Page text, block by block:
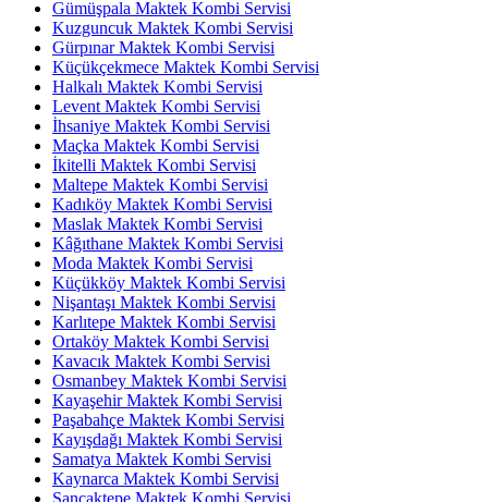
Gümüşpala Maktek Kombi Servisi
Kuzguncuk Maktek Kombi Servisi
Gürpınar Maktek Kombi Servisi
Küçükçekmece Maktek Kombi Servisi
Halkalı Maktek Kombi Servisi
Levent Maktek Kombi Servisi
İhsaniye Maktek Kombi Servisi
Maçka Maktek Kombi Servisi
İkitelli Maktek Kombi Servisi
Maltepe Maktek Kombi Servisi
Kadıköy Maktek Kombi Servisi
Maslak Maktek Kombi Servisi
Kâğıthane Maktek Kombi Servisi
Moda Maktek Kombi Servisi
Küçükköy Maktek Kombi Servisi
Nişantaşı Maktek Kombi Servisi
Karlıtepe Maktek Kombi Servisi
Ortaköy Maktek Kombi Servisi
Kavacık Maktek Kombi Servisi
Osmanbey Maktek Kombi Servisi
Kayaşehir Maktek Kombi Servisi
Paşabahçe Maktek Kombi Servisi
Kayışdağı Maktek Kombi Servisi
Samatya Maktek Kombi Servisi
Kaynarca Maktek Kombi Servisi